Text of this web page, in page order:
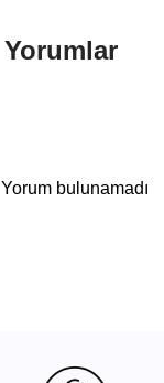
Yorumlar
Yorum bulunamadı